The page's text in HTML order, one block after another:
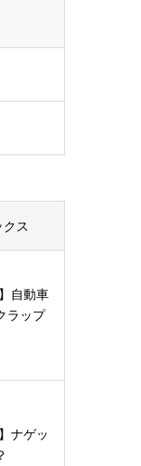
クス
自動車
ラップ
ナゲッ